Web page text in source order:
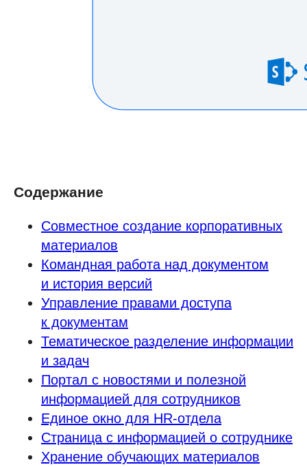
Содержание
Совместное создание корпоративных
материалов
Командная работа над документом
и история версий
Управление правами доступа
к документам
Тематическое разделение информации
и задач
Портал с новостями и полезной
информацией для сотрудников
Единое окно для HR-отдела
Страница с информацией о сотруднике
Хранение обучающих материалов